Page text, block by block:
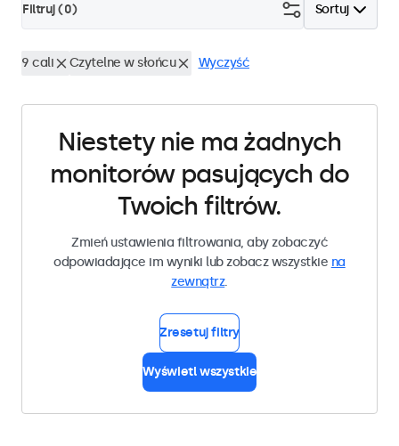
Sortuj
Filtruj (0)
9 cali Czytelne w słońcu Wyczyść
Niestety nie ma żadnych
monitorów pasujących do
Twoich filtrów.
Zmień ustawienia filtrowania, aby zobaczyć
odpowiadające im wyniki lub zobacz wszystkie na
zewnątrz.
Zresetuj filtry
Wyświetl wszystkie